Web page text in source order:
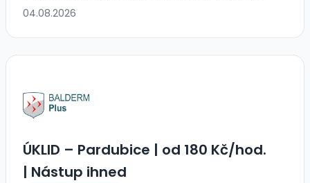
04.08.2026
ÚKLID – Pardubice | od 180 Kč/hod.
| Nástup ihned